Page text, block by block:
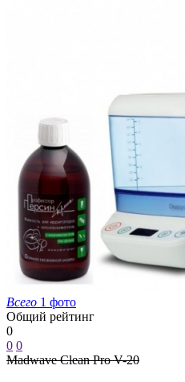
Всего 1 фото
Общий рейтинг
0
0 0
Madwave Clean Pro V-20